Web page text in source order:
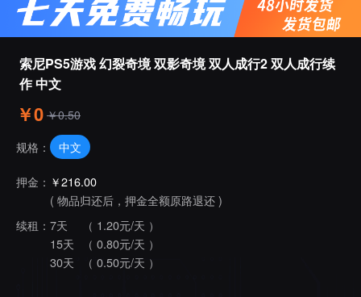
索尼PS5游戏 幻裂奇境 双影奇境 双人成行2 双人成行续
作 中文
￥0 ￥0.50
规格： 中文
押金： ￥216.00
( 物品归还后，押金全额原路退还 )
续租： 7天
（ 1.20元/天 ）
15天
（ 0.80元/天 ）
30天
（ 0.50元/天 ）